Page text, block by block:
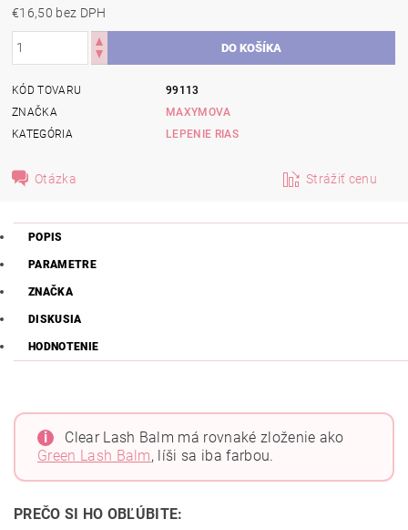
€16,50 bez DPH
KÓD TOVARU
99113
ZNAČKA
MAXYMOVA
KATEGÓRIA
LEPENIE RIAS
Otázka Strážiť cenu
POPIS
PARAMETRE
ZNAČKA
DISKUSIA
HODNOTENIE
i
Clear Lash Balm má rovnaké zloženie ako
Green Lash Balm, líši sa iba farbou.
PREČO SI HO OBĽÚBITE: